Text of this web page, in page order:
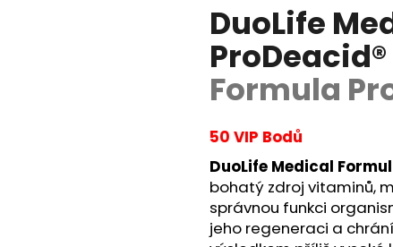
produktu
je
0,0
5
hvězdiček.
DuoLife
ProDeacid®
Formula
50 VIP Bodů
DuoLife Medical
bohatý zdroj vitaminů,
správnou funkci
jeho regeneraci a
HLEDAT
DUOLIFE